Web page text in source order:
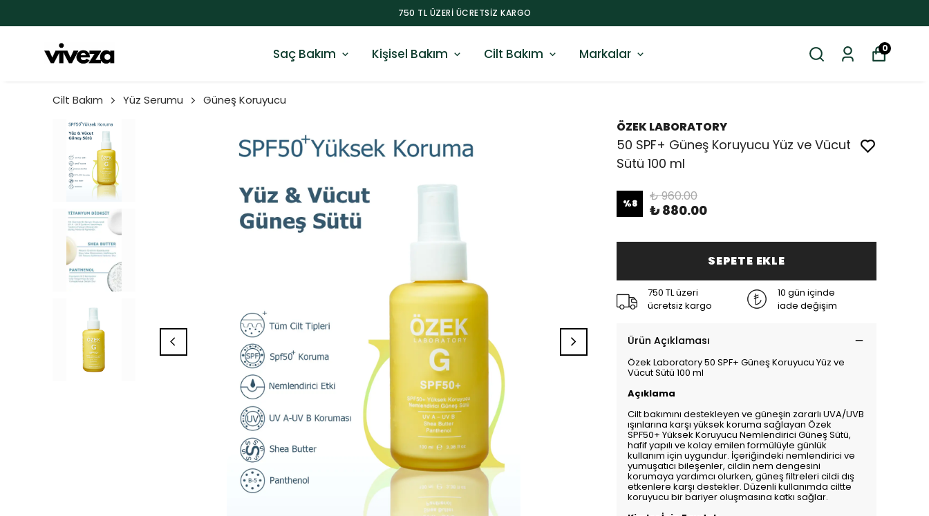
750 TL ÜZERI ÜCRETSIZ KARGO
Saç Bakım Kişisel Bakım Cilt Bakım Markalar 0
Cilt Bakım Yüz Serumu Güneş Koruyucu
ÖZEK LABORATORY
50 SPF+ Güneş Koruyucu Yüz ve Vücut
Sütü 100 ml
%8 ₺ 960.00
₺ 880.00
SEPETE EKLE
750 TL üzeri
ücretsiz kargo
10 gün içinde
iade değişim
Ürün Açıklaması
Özek Laboratory 50 SPF+ Güneş Koruyucu Yüz ve
Vücut Sütü 100 ml
Açıklama
Cilt bakımını destekleyen ve güneşin zararlı UVA/UVB
ışınlarına karşı yüksek koruma sağlayan Özek
SPF50+ Yüksek Koruyucu Nemlendirici Güneş Sütü,
hafif yapılı ve kolay emilen formülüyle günlük
kullanım için uygundur. İçeriğindeki nemlendirici ve
yumuşatıcı bileşenler, cildin nem dengesini
korumaya yardımcı olurken, güneş filtreleri cildi dış
etkenlere karşı destekler. Düzenli kullanımda ciltte
koruyucu bir bariyer oluşmasına katkı sağlar.